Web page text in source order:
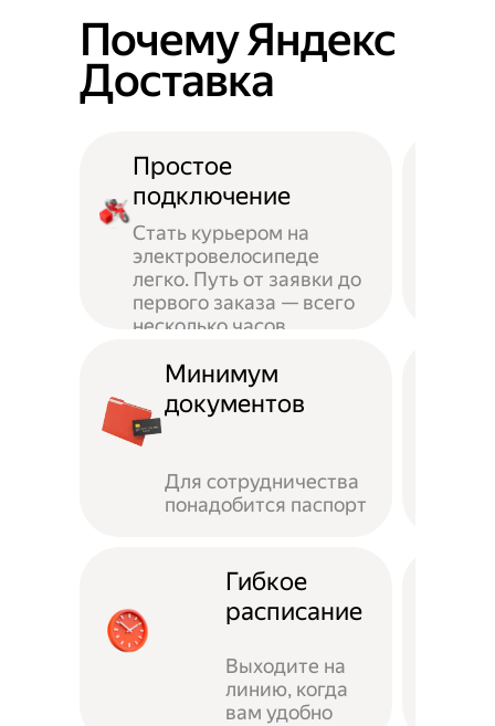
Почему Яндекс
Доставка
Простое
подключение
Стать курьером на
электровелосипеде
легко. Путь от заявки до
первого заказа — всего
несколько часов
Минимум
документов
Для сотрудничества
понадобится паспорт
Гибкое
расписание
Выходите на
линию, когда
вам удобно